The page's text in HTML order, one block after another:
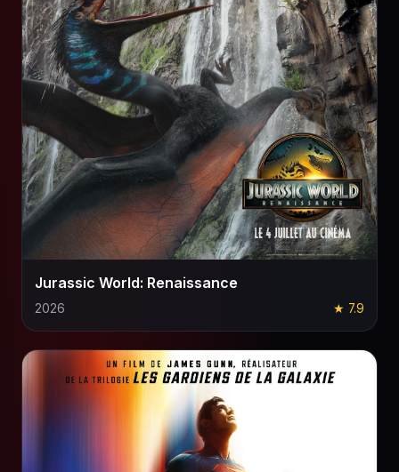
Jurassic World: Renaissance
2026 ★ 7.9